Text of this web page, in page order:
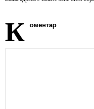
К оментар